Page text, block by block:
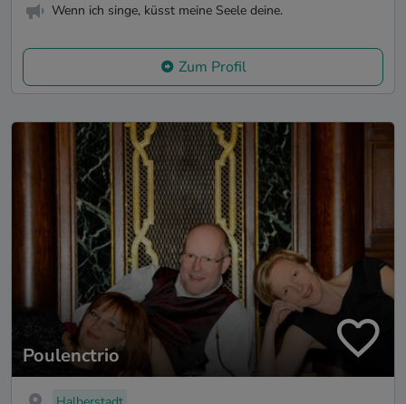
Wenn ich singe, küsst meine Seele deine.
Zum Profil
Poulenctrio